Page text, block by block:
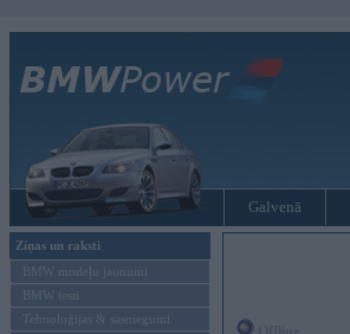
Galvenā
Ziņas un raksti
BMW modeļu jaunumi
BMW testi
Tehnoloģijas & sasniegumi